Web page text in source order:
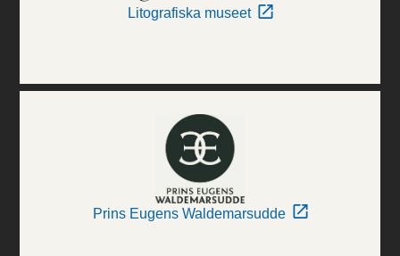
Litografiska museet
Prins Eugens Waldemarsudde